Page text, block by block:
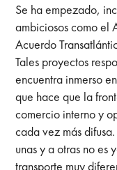
Se ha empezado,
ambiciosos como el
Acuerdo
Tales proyectos
encuentra inmerso
que hace que la
comercio interno y
cada vez más
unas y a otras no es
transporte muy